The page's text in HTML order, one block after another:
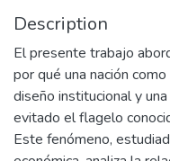
Description
El presente trabajo
por qué una nación
diseño institucional y
evitado el flagelo
Este fenómeno,